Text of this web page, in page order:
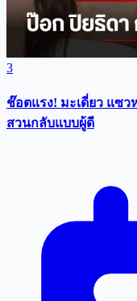
3
ช๊อตแรง! มะเดี่ยว แซ
สวนกลับแบบผู้ดี